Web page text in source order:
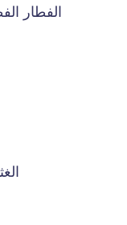
الفطار